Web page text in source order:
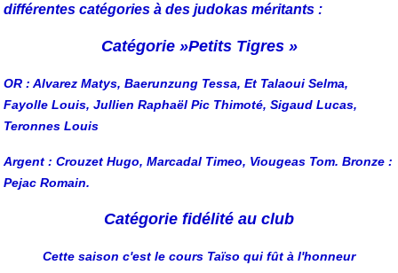
différentes catégories à des judokas méritants :
Catégorie »Petits Tigres »
OR : Alvarez Matys, Baerunzung Tessa, Et Talaoui Selma,
Fayolle Louis, Jullien Raphaël Pic Thimoté, Sigaud Lucas,
Teronnes Louis
Argent : Crouzet Hugo, Marcadal Timeo, Viougeas Tom. Bronze :
Pejac Romain.
Catégorie fidélité au club
Cette saison c'est le cours Taïso qui fût à l'honneur